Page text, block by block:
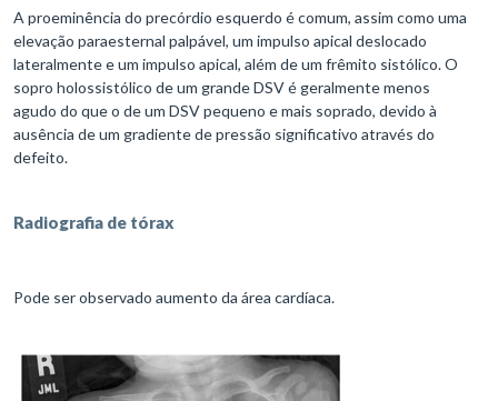
A proeminência do precórdio esquerdo é comum, assim como uma
elevação paraesternal palpável, um impulso apical deslocado
lateralmente e um impulso apical, além de um frêmito sistólico. O
sopro holossistólico de um grande DSV é geralmente menos
agudo do que o de um DSV pequeno e mais soprado, devido à
ausência de um gradiente de pressão significativo através do
defeito.
Radiografia de tórax
Pode ser observado aumento da área cardíaca.